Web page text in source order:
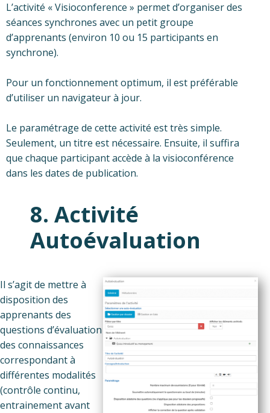
L’activité « Visioconference » permet d’organiser des
séances synchrones avec un petit groupe
d’apprenants (environ 10 ou 15 participants en
synchrone).
Pour un fonctionnement optimum, il est préférable
d’utiliser un navigateur à jour.
Le paramétrage de cette activité est très simple.
Seulement, un titre est nécessaire. Ensuite, il suffira
que chaque participant accède à la visioconférence
dans les dates de publication.
8. Activité
Autoévaluation
Il s’agit de mettre à
disposition des
apprenants des
questions d’évaluation
des connaissances
correspondant à
différentes modalités
(contrôle continu,
entrainement avant